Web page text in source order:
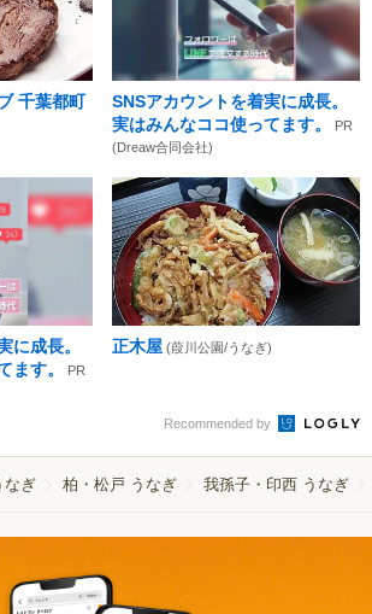
千葉都町
SNSアカウントを着実に成長。
実はみんなココ使ってます。
PR
(Dreaw合同会社)
に成長。
ます。
PR
正木屋 (葭川公園/うなぎ)
Recommended by
なぎ 柏・松戸 うなぎ 我孫子・印西 うなぎ